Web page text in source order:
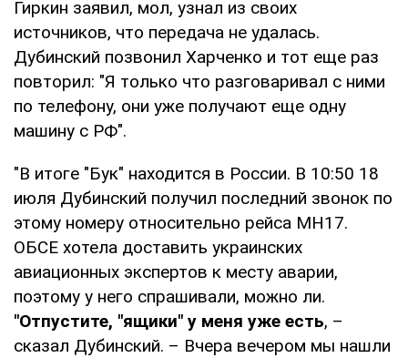
Гиркин заявил, мол, узнал из своих
источников, что передача не удалась.
Дубинский позвонил Харченко и тот еще раз
повторил: "Я только что разговаривал с ними
по телефону, они уже получают еще одну
машину с РФ".
"В итоге "Бук" находится в России. В 10:50 18
июля Дубинский получил последний звонок по
этому номеру относительно рейса MH17.
ОБСЕ хотела доставить украинских
авиационных экспертов к месту аварии,
поэтому у него спрашивали, можно ли.
"Отпустите, "ящики" у меня уже есть, –
сказал Дубинский. – Вчера вечером мы нашли